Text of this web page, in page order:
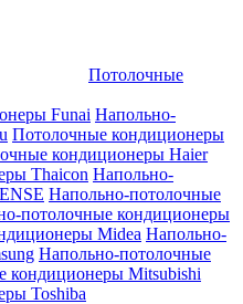
Потолочные
Funai Напольно-
Потолочные кондиционеры
кондиционеры Haier
Thaicon Напольно-
Напольно-потолочные
потолочные кондиционеры
Midea Напольно-
Напольно-потолочные
кондиционеры Mitsubishi
Toshiba